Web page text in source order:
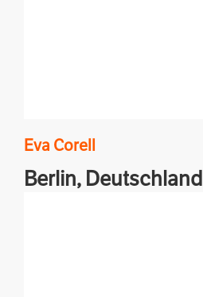
Eva Corell
Berlin, Deutschland